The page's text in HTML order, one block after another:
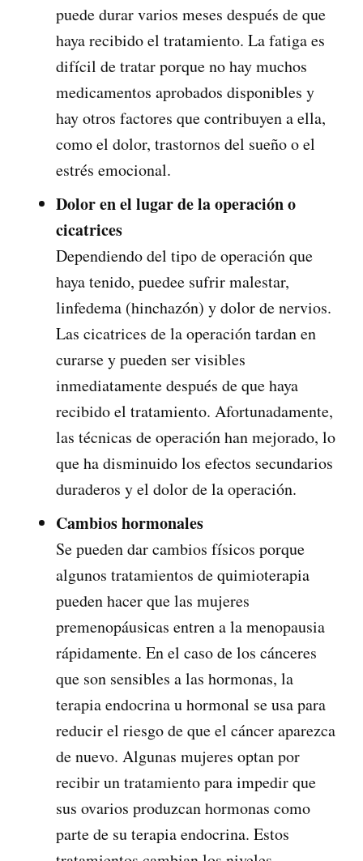
puede durar varios meses después de que
haya recibido el tratamiento. La fatiga es
difícil de tratar porque no hay muchos
medicamentos aprobados disponibles y
hay otros factores que contribuyen a ella,
como el dolor, trastornos del sueño o el
estrés emocional.
Dolor en el lugar de la operación o
cicatrices
Dependiendo del tipo de operación que
haya tenido, puedee sufrir malestar,
linfedema (hinchazón) y dolor de nervios.
Las cicatrices de la operación tardan en
curarse y pueden ser visibles
inmediatamente después de que haya
recibido el tratamiento. Afortunadamente,
las técnicas de operación han mejorado, lo
que ha disminuido los efectos secundarios
duraderos y el dolor de la operación.
Cambios hormonales
Se pueden dar cambios físicos porque
algunos tratamientos de quimioterapia
pueden hacer que las mujeres
premenopáusicas entren a la menopausia
rápidamente. En el caso de los cánceres
que son sensibles a las hormonas, la
terapia endocrina u hormonal se usa para
reducir el riesgo de que el cáncer aparezca
de nuevo. Algunas mujeres optan por
recibir un tratamiento para impedir que
sus ovarios produzcan hormonas como
parte de su terapia endocrina. Estos